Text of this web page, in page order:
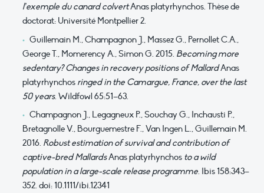
l’exemple du canard colvertAnas platyrhynchos. Thèse de
doctorat: Université Montpellier 2.
Guillemain M., Champagnon J., Massez G., Pernollet C.A.,
George T., Momerency A., Simon G. 2015. Becoming more
sedentary? Changes in recovery positions of MallardAnas
platyrhynchos ringed in the Camargue, France, over the last
50 years. Wildfowl 65:51–63.
Champagnon J., Legagneux P., Souchay G., Inchausti P.,
Bretagnolle V., Bourguemestre F., Van Ingen L., Guillemain M.
2016. Robust estimation of survival and contribution of
captive-bred MallardsAnas platyrhynchos to a wild
population in a large-scale release programme. Ibis 158:343–
352. doi: 10.1111/ibi.12341